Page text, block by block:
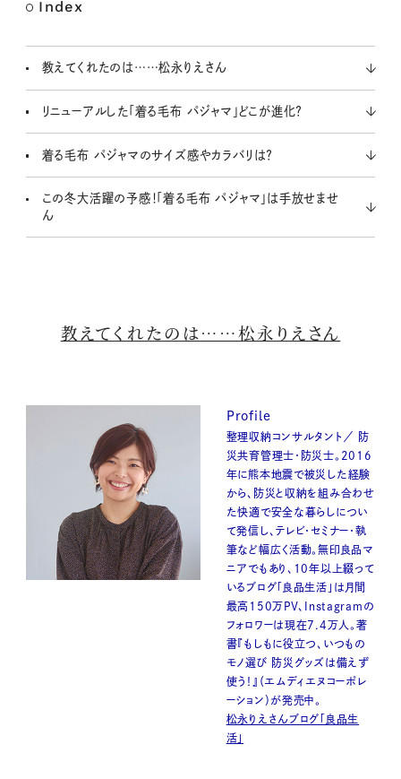
Index
教えてくれたのは……松永りえさん
リニューアルした「着る毛布 パジャマ」どこが進化？
着る毛布 パジャマのサイズ感やカラバリは？
この冬大活躍の予感！「着る毛布 パジャマ」は手放せませ
ん
教えてくれたのは……松永りえさん
Profile
整理収納コンサルタント／ 防
災共育管理士・防災士。2016
年に熊本地震で被災した経験
から、防災と収納を組み合わせ
た快適で安全な暮らしについ
て発信し、テレビ・セミナー・執
筆など幅広く活動。無印良品マ
ニアでもあり、10年以上綴って
いるブログ「良品生活」は月間
最高150万PV、Instagramの
フォロワーは現在7.4万人。著
書『もしもに役立つ、いつもの
モノ選び 防災グッズは備えず
使う！』（エムディエヌコーポレ
ーション）が発売中。
松永りえさんブログ「良品生
活」